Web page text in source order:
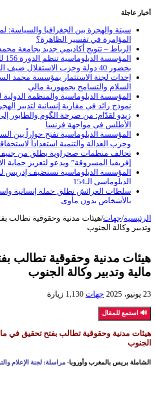
أخبار عاجلة
سبتة والهجرة بين الجغرافيا والسياسة:
المؤامرة في تفسير الظاهرة؟
الرباط – تتويج أكاديمي جديد بجامعة
بحضور 40 دولة وحزب الاستقلال ضيف الشرف
إحداث لجنة الاستثمار بمؤسسة محمد
السلام والتسامح بجمهورية مالي
المؤسسة الدبلوماسية والمنظمة
نموذج رائد في مقاربة إنسانية لتدبير
زيدو لقدّام: من صرخة الگوم والطابور
الأطلس في مواجهة فرنسا
المؤسسة الدبلوماسية تفتح حواراً بين
وحزب العدالة والتنمية استعداداً لاستحقاقات
تحالف منظمات صحراوية يطلق من
إفريقيا المسروقة” ويدعو لتعزيز حماية
المؤسسة الدبلوماسية تستضيف إدريس
الدبلوماسي الـ154
سلطات العرائش تطلق حملة إنسانية
بالأشخاص بدون مأوى
الرئيسية/جهات/هيئات مدنية وحقوقية تطالب
وتدبير وكالة الجنوب
هيئات مدنية وحقوقية تطالب
مالية وتدبير وكالة الجنوب
23 يونيو، 2025 جهات 1,130 زيارة
🔊 استمع للمقال
هيئات مدنية وحقوقية تطالب بفتح تحقيق في
الجنوب
الشاملة بريس بالمغرب وأوروبا-مراسلة: لجنة الإعلام